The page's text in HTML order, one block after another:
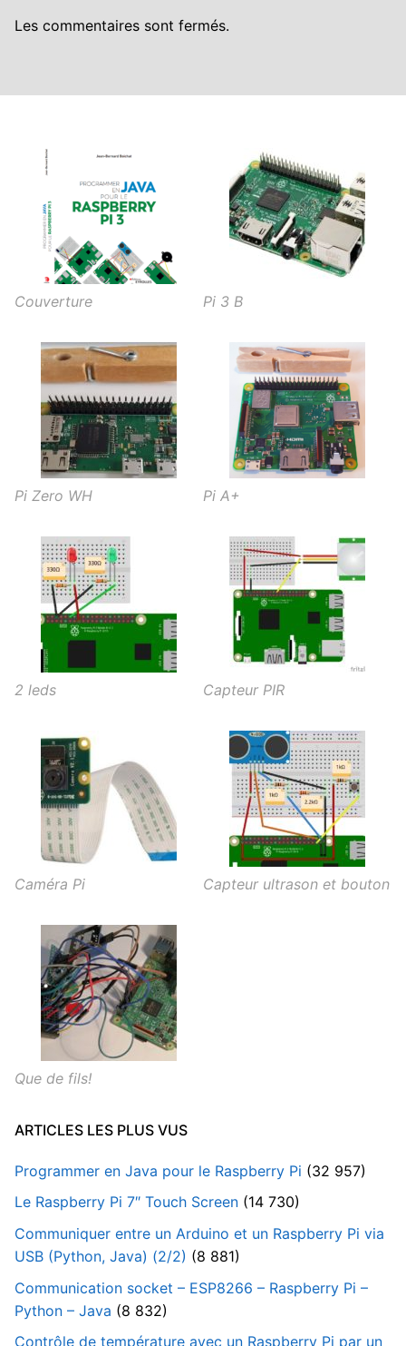
Les commentaires sont fermés.
Couverture Pi 3 B
Pi Zero WH Pi A+
2 leds Capteur PIR
Caméra Pi Capteur ultrason et bouton
Que de fils!
ARTICLES LES PLUS VUS
Programmer en Java pour le Raspberry Pi (32 957)
Le Raspberry Pi 7″ Touch Screen (14 730)
Communiquer entre un Arduino et un Raspberry Pi via
USB (Python, Java) (2/2) (8 881)
Communication socket – ESP8266 – Raspberry Pi –
Python – Java (8 832)
Contrôle de température avec un Raspberry Pi par un